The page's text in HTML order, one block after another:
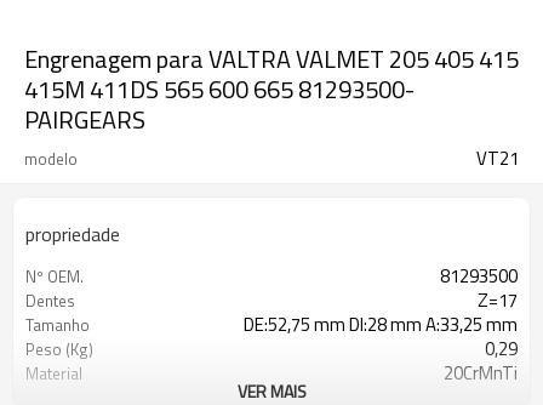
Engrenagem para VALTRA VALMET 205 405 415
415M 411DS 565 600 665 81293500-
PAIRGEARS
modelo VT21
propriedade
Nº OEM. 81293500
Dentes Z=17
Tamanho DE:52,75 mm DI:28 mm A:33,25 mm
Peso (Kg) 0,29
Material 20CrMnTi
VER MAIS